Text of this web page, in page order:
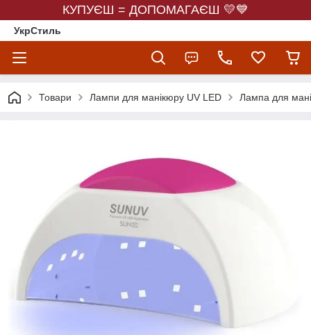
КУПУЄШ = ДОПОМАГАЄШ 💛💙
УкрСтиль
Товари Лампи для манікюру UV LED Лампа для